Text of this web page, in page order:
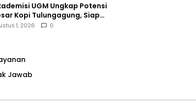
UGM Ungkap Potensi
Kopi Tulungagung, Siap
di Pasar Nasional hingga
1, 2026 0
Jawab